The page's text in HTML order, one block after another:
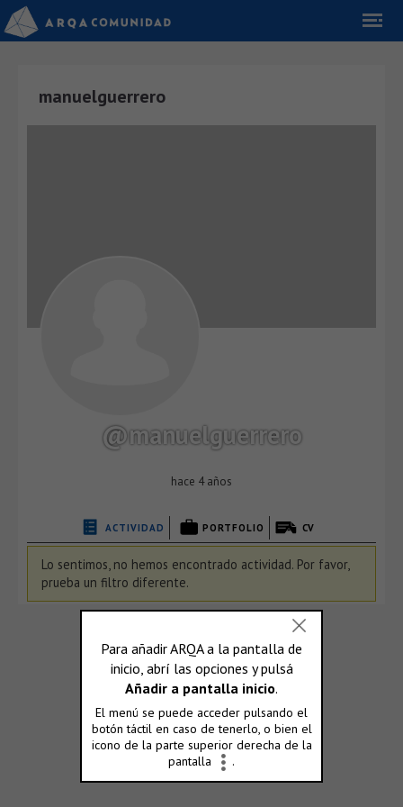
manuelguerrero
@manuelguerrero
hace 4 años
ACTIVIDAD PORTFOLIO CV
Lo sentimos, no hemos encontrado actividad. Por favor,
prueba un filtro diferente.